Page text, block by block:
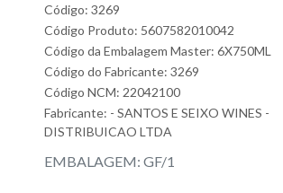
Código: 3269
Código Produto: 5607582010042
Código da Embalagem Master: 6X750ML
Código do Fabricante: 3269
Código NCM: 22042100
Fabricante: - SANTOS E SEIXO WINES -
DISTRIBUICAO LTDA
EMBALAGEM: GF/1